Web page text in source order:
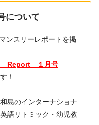
について
ンスリーレポートを掲
Report １ 月号
！
島のインターナショナ
語リトミック・幼児教